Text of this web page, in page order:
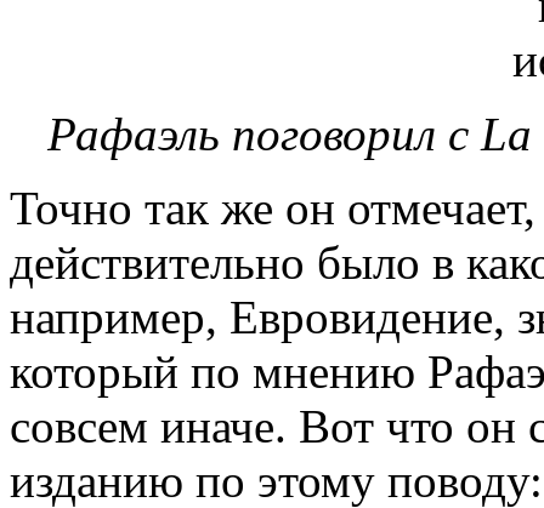
Рафаэль поговорил с
Точно так же он
действительно было в
например, Евровидение,
который по мнению
совсем иначе. Вот что
изданию по этому поводу: